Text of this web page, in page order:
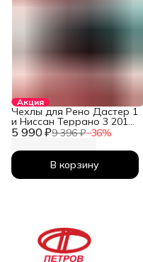
Акция
5 990 ₽9 396 ₽−36%
Чехлы для Рено Дастер 1
и Ниссан Террано 3 2010-
2026
В корзину